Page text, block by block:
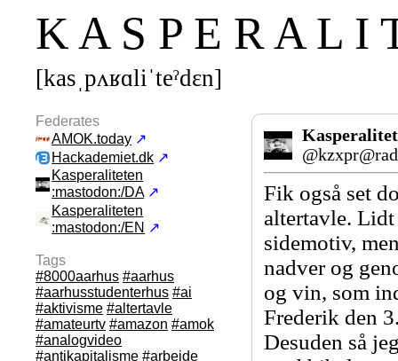
K A S P E R A L I
[kasˌpʌʁɑliˈteˀdεn]
Federates
AMOK.today ↗
Hackademiet.dk ↗
Kasperaliteten
:mastodon:/DA ↗
Kasperaliteten
:mastodon:/EN ↗
Tags
#8000aarhus #aarhus
#aarhusstudenterhus #ai
#aktivisme #altertavle
#amateurtv #amazon #amok
#analogvideo
#antikapitalisme #arbejde
Fik også set
altertavle.
sidemotiv,
nadver og
og vin, som
Frederik den
Desuden så